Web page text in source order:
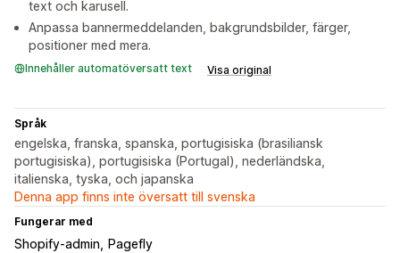
text och karusell.
Anpassa bannermeddelanden, bakgrundsbilder, färger,
positioner med mera.
Innehåller automatöversatt text Visa original
Språk
engelska, franska, spanska, portugisiska (brasiliansk
portugisiska), portugisiska (Portugal), nederländska,
italienska, tyska, och japanska
Denna app finns inte översatt till svenska
Fungerar med
Shopify-admin Pagefly